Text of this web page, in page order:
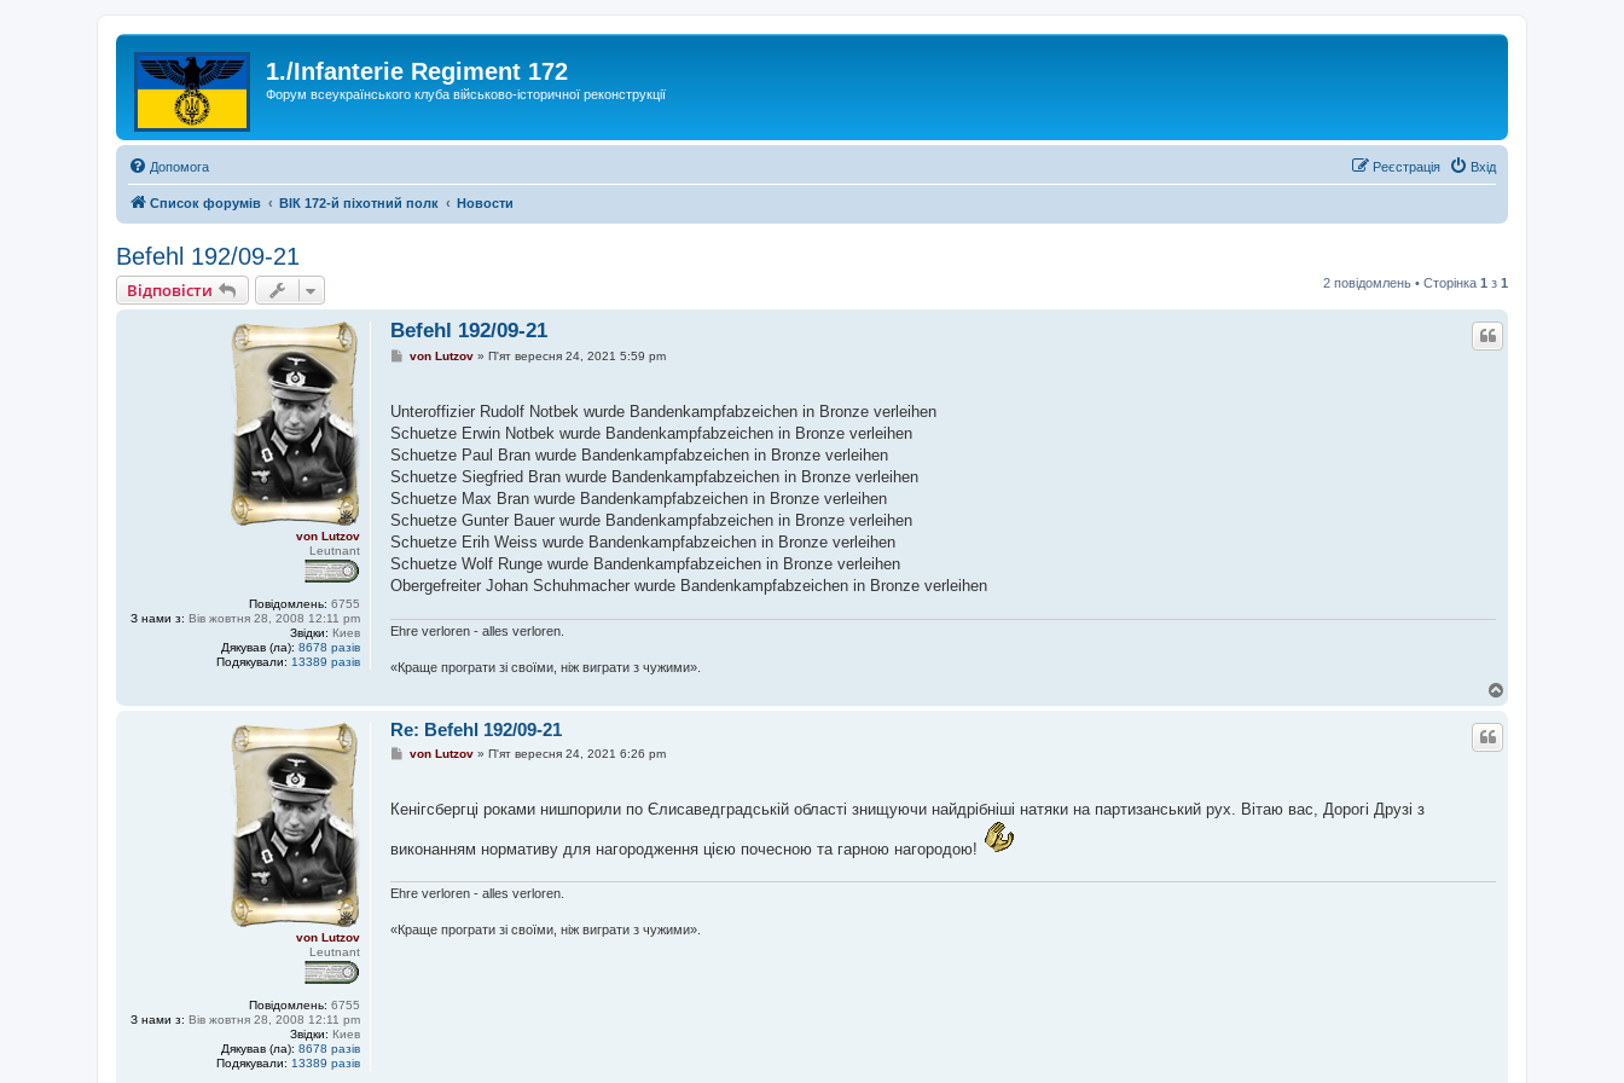
1./Infanterie Regiment 172
Форум всеукраїнського клуба військово-історичної реконструкції
Допомога Вхід
Реєстрація
Список форумів ВІК 172-й піхотний полк Новости
Befehl 192/09-21
Відповісти 2 повідомлень • Сторінка 1 з 1
von Lutzov
Leutnant
Повідомлень: 6755
З нами з: Вів жовтня 28, 2008 12:11 pm
Звідки: Киев
Дякував (ла): 8678 разів
Подякували: 13389 разів
Befehl 192/09-21
П
д
о
м
л
е
н
н
von Lutzov» П'ят вересня 24, 2021 5:59 pm
Unteroffizier Rudolf Notbek wurde Bandenkampfabzeichen in Bronze verleihen
Schuetze Erwin Notbek wurde Bandenkampfabzeichen in Bronze verleihen
Schuetze Paul Bran wurde Bandenkampfabzeichen in Bronze verleihen
Schuetze Siegfried Bran wurde Bandenkampfabzeichen in Bronze verleihen
Schuetze Max Bran wurde Bandenkampfabzeichen in Bronze verleihen
Schuetze Gunter Bauer wurde Bandenkampfabzeichen in Bronze verleihen
Schuetze Erih Weiss wurde Bandenkampfabzeichen in Bronze verleihen
Schuetze Wolf Runge wurde Bandenkampfabzeichen in Bronze verleihen
Obergefreiter Johan Schuhmacher wurde Bandenkampfabzeichen in Bronze verleihen
Ehre verloren - alles verloren.
«Краще програти зі своїми, ніж виграти з чужими».
von Lutzov
Leutnant
Повідомлень: 6755
З нами з: Вів жовтня 28, 2008 12:11 pm
Звідки: Киев
Дякував (ла): 8678 разів
Подякували: 13389 разів
Re: Befehl 192/09-21
П
д
л
н
н
von Lutzov» П'ят вересня 24, 2021 6:26 pm
Кенігсбергці роками нишпорили по Єлисаведградській області знищуючи найдрібніші натяки на партизанський рух. Вітаю вас, Дорогі Друзі з
виконанням нормативу для нагородження цією почесною та гарною нагородою!
Ehre verloren - alles verloren.
«Краще програти зі своїми, ніж виграти з чужими».